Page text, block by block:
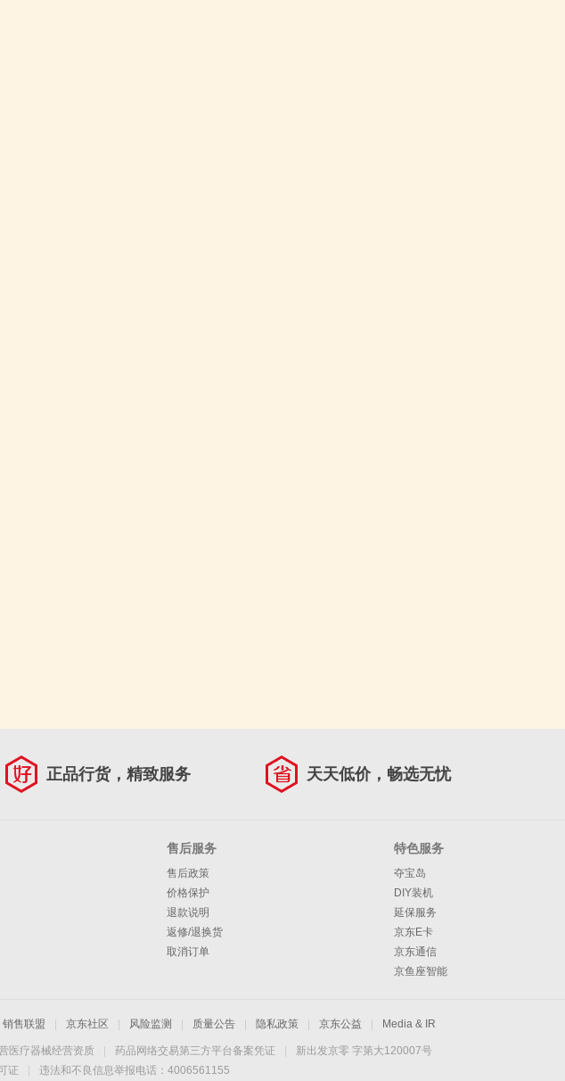
正品行货，精致服务 天天低价，畅选无忧
售后服务
售后政策
价格保护
退款说明
返修/退换货
取消订单
特色服务
夺宝岛
DIY装机
延保服务
京东E卡
京东通信
京鱼座智能
销售联盟 京东社区 风险监测 质量公告 隐私政策 京东公益 Media & IR
医疗器械经营资质 药品网络交易第三方平台备案凭证
新出发京零 字第大120007号
证 违法和不良信息举报电话：4006561155